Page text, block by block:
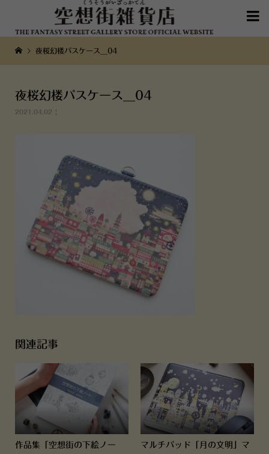

夜桜幻楼パスケース__04
夜桜幻楼パスケース__04
2021.04.02
関連記事
作品集「空想街の下絵ノー
マルチパッド「月の文明」マ